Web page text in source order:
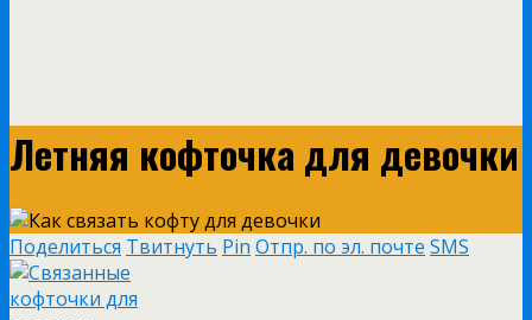
Летняя кофточка для девочки
Поделиться Твитнуть Pin Отпр. по эл. почте SMS